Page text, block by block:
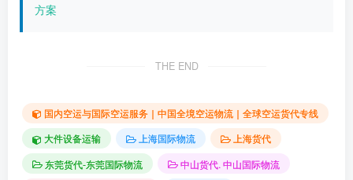
方案
THE END
国内空运与国际空运服务｜中国全境空运物流｜全球空运货代专线
大件设备运输
上海国际物流
上海货代
东莞货代-东莞国际物流
中山货代. 中山国际物流